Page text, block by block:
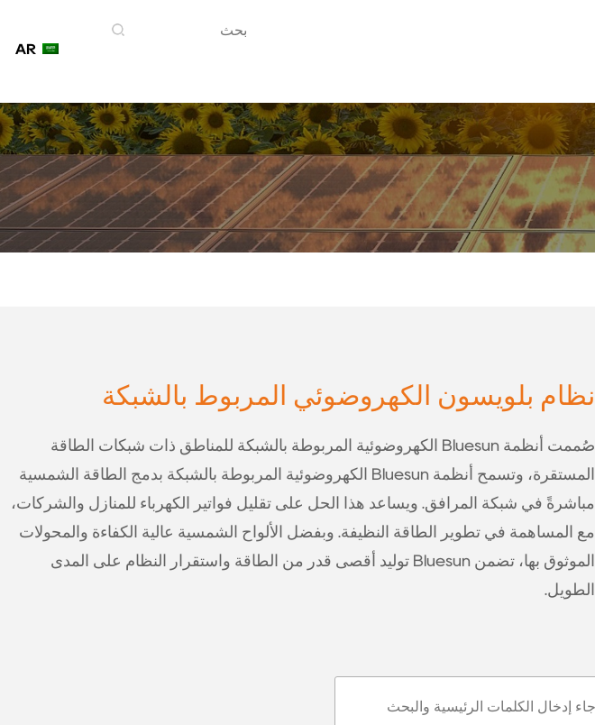
نظام بلويسون الكهروضوئي المربوط بالشبكة
صُممت أنظمة Bluesun الكهروضوئية المربوطة بالشبكة للمناطق ذات شبكات الطاقة
المستقرة، وتسمح أنظمة Bluesun الكهروضوئية المربوطة بالشبكة بدمج الطاقة الشمسية
مباشرةً في شبكة المرافق. ويساعد هذا الحل على تقليل فواتير الكهرباء للمنازل والشركات،
مع المساهمة في تطوير الطاقة النظيفة. وبفضل الألواح الشمسية عالية الكفاءة والمحولات
الموثوق بها، تضمن Bluesun توليد أقصى قدر من الطاقة واستقرار النظام على المدى
الطويل.